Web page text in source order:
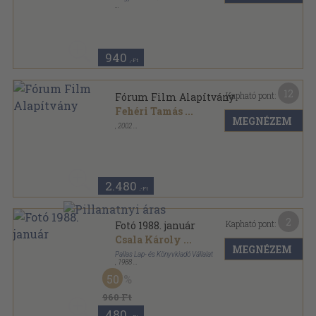
940 ,-Ft
Fórum Film Alapítvány
Fehéri Tamás ...
2002
2.480 ,-Ft
Kapható pont:
MEGNÉZEM
Fotó 1988. január
Csala Károly ...
Pallas Lap- és Könyvkiadó Vállalat
1988
Tűzött kötés
Fotó sorozat
960 Ft
50
Kapható pont:
MEGNÉZEM